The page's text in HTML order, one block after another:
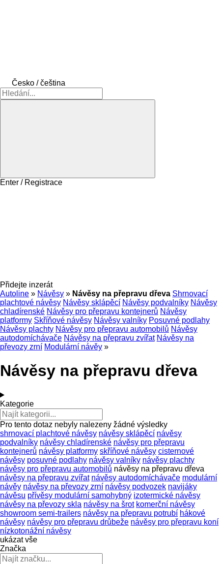
Česko / čeština
Enter / Registrace
Přidejte inzerát
Autoline » Návěsy » Návěsy na přepravu dřeva Shrnovací
plachtové návěsy Návěsy sklápěcí Návěsy podvalníky Návěsy
chladírenské Návěsy pro přepravu kontejnerů Návěsy
platformy Skříňové návěsy Návěsy valníky Posuvné podlahy
Návěsy plachty Návěsy pro přepravu automobilů Návěsy
autodomíchávače Návěsy na přepravu zvířat Návěsy na
převozy zrní Modulární návěy »
Návěsy na přepravu dřeva
Kategorie
Pro tento dotaz nebyly nalezeny žádné výsledky
shrnovací plachtové návěsy návěsy sklápěcí návěsy
podvalníky návěsy chladírenské návěsy pro přepravu
kontejnerů návěsy platformy skříňové návěsy cisternové
návěsy posuvné podlahy návěsy valníky návěsy plachty
návěsy pro přepravu automobilů návěsy na přepravu dřeva
návěsy na přepravu zvířat návěsy autodomíchávače modulární
návěy návěsy na převozy zrní návěsy podvozek navijáky
návěsu přívěsy modulární samohybný izotermické návěsy
návěsy na převozy skla návěsy na šrot komerční návěsy
showroom semi-trailers návěsy na přepravu potrubí hákové
návěsy návěsy pro přepravu drůbeže návěsy pro přepravu koní
nízkotonážní návěsy
ukázat vše
Značka